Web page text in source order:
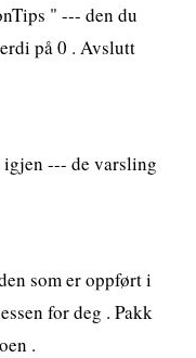
" --- den du
på 0 . Avslutt
--- de varsling
som er oppført i
for deg . Pakk
.